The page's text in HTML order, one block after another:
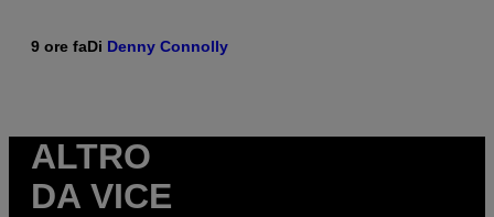
9 ore faDi Denny Connolly
ALTRO
DA VICE